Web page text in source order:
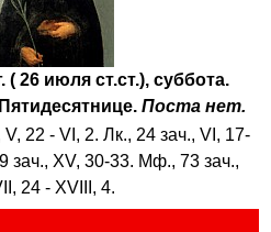
( 26 июля ст.ст.), суббота.
Поста нет.
V, 22 - VI, 2. Лк., 24 зач., VI, 17-
зач., XV, 30-33. Мф., 73 зач.,
24 - XVIII, 4.